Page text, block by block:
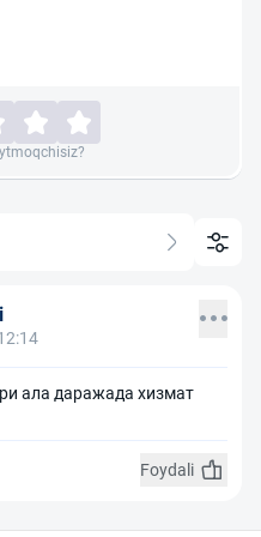
ала даражада хизмат
Foydali